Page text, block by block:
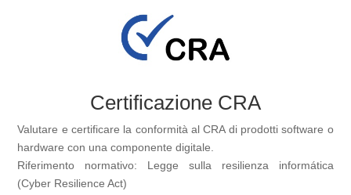
Certificazione CRA
Valutare e certificare la conformità al CRA di prodotti software o
hardware con una componente digitale.
Riferimento normativo: Legge sulla resilienza informática
(Cyber Resilience Act)